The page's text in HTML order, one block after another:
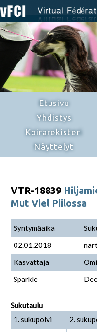
Etusivu
Yhdistys
Koirarekisteri
Näyttelyt
VTR-18839
Mut Viel Piilossa
Syntymäaika
02.01.2018
Kasvattaja
Sparkle
Dee
Sukutaulu
1. sukupolvi
2.